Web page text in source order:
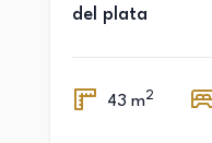
del plata
43 m2